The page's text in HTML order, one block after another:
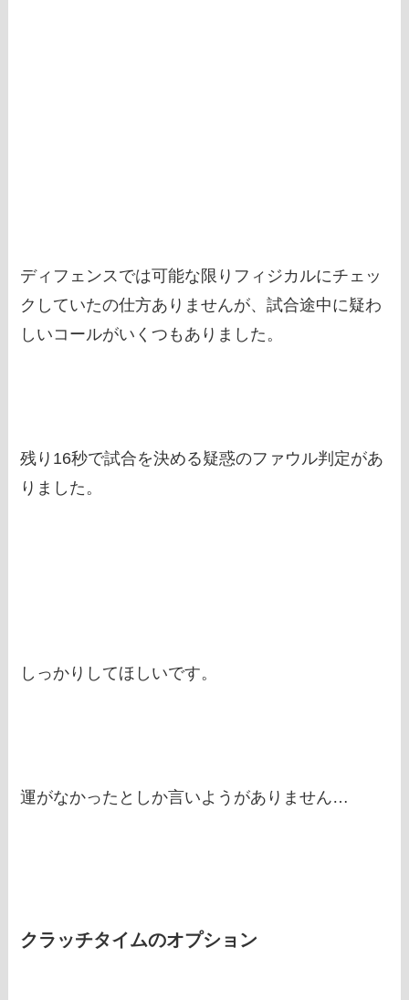
ディフェンスでは可能な限りフィジカルにチェッ
クしていたの仕方ありませんが、試合途中に疑わ
しいコールがいくつもありました。
残り16秒で試合を決める疑惑のファウル判定があ
りました。
しっかりしてほしいです。
運がなかったとしか言いようがありません…
クラッチタイムのオプション